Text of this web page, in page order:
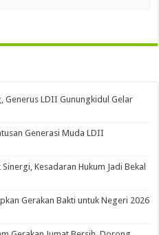
Generus LDII Gunungkidul Gelar
Generasi Muda LDII
Kesadaran Hukum Jadi Bekal
Gerakan Bakti untuk Negeri 2026